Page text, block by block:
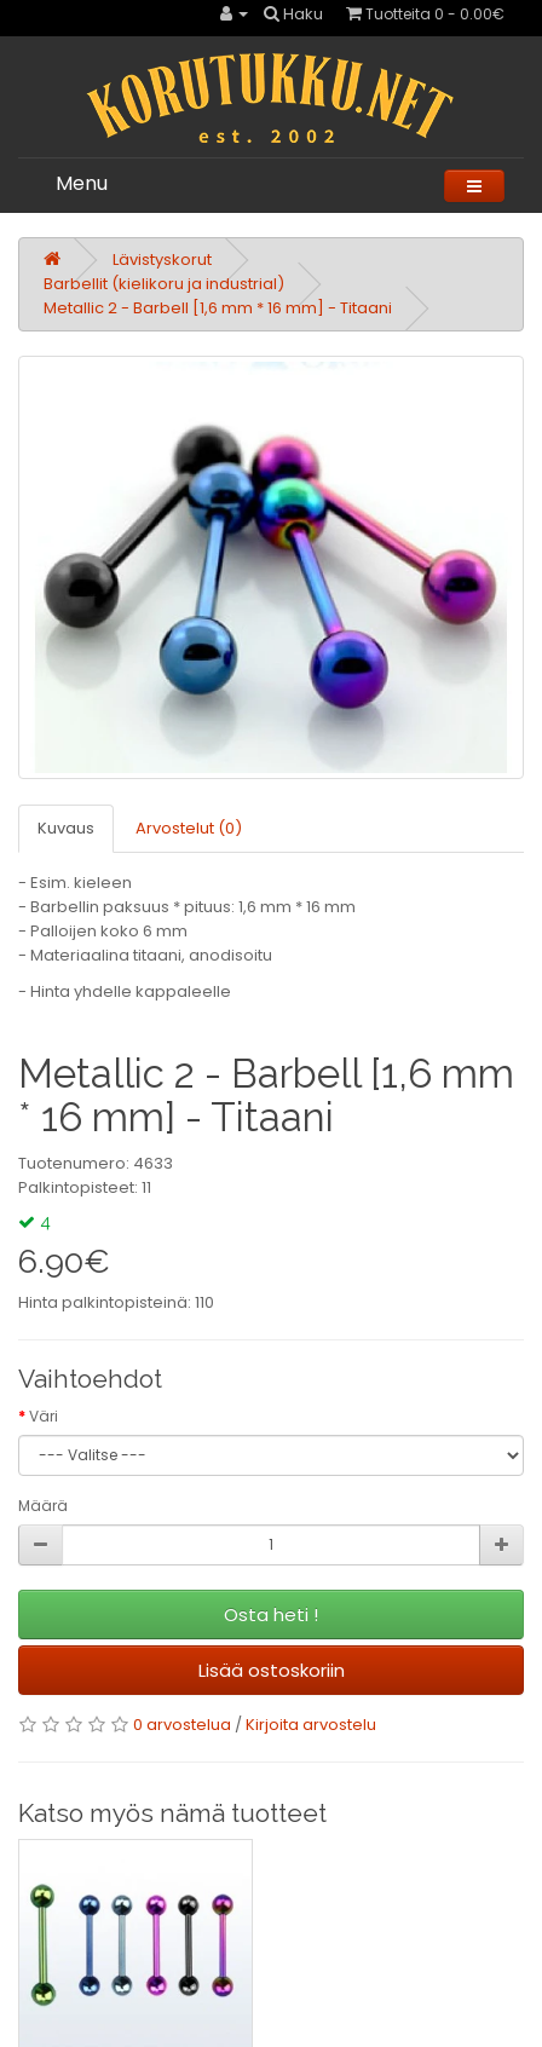
Haku Tuotteita 0 - 0.00€
Menu
Lävistyskorut
Barbellit (kielikoru ja industrial)
Metallic 2 - Barbell [1,6 mm * 16 mm] - Titaani
Kuvaus Arvostelut (0)
- Esim. kieleen
- Barbellin paksuus * pituus: 1,6 mm * 16 mm
- Palloijen koko 6 mm
- Materiaalina titaani, anodisoitu
- Hinta yhdelle kappaleelle
Metallic 2 - Barbell [1,6 mm
* 16 mm] - Titaani
Tuotenumero: 4633
Palkintopisteet: 11
4
6.90€
Hinta palkintopisteinä: 110
Vaihtoehdot
Väri
Määrä
Osta heti !
Lisää ostoskoriin
0 arvostelua /Kirjoita arvostelu
Katso myös nämä tuotteet